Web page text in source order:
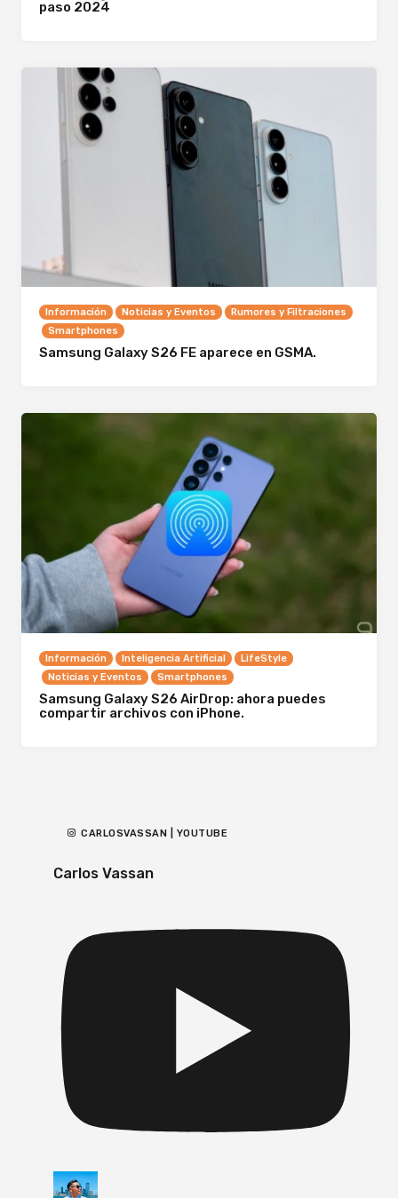
paso 2024
Información Noticias y Eventos
Rumores y Filtraciones
Smartphones
Samsung Galaxy S26 FE aparece en GSMA.
Información Inteligencia Artificial
LifeStyle
Noticias y Eventos
Smartphones
Samsung Galaxy S26 AirDrop: ahora puedes
compartir archivos con iPhone.
CARLOSVASSAN | YOUTUBE
Carlos Vassan